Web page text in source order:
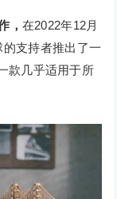
， 在2022年12月
支持者推出了一
款几乎适用于所